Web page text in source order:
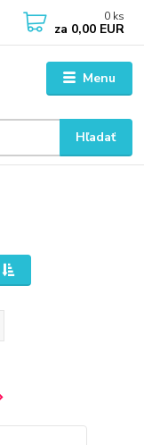
Menu
Hľadať
0 ks
za 0,00 EUR